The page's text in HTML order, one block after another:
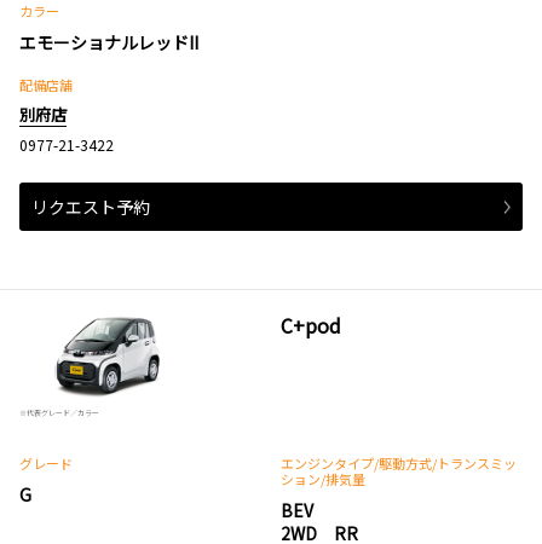
カラー
エモーショナルレッドII
配備店舗
別府店
0977-21-3422
リクエスト予約
C+pod
※代表グレード／カラー
グレード
G
エンジンタイプ/駆動方式/トランスミッ
ション/排気量
BEV
2WD RR